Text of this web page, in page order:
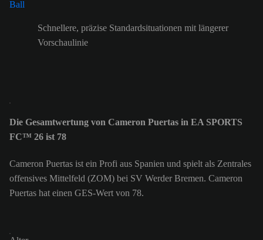
Schnellere, präzise Standardsituationen mit längerer
Vorschaulinie
Die Gesamtwertung von Cameron Puertas in EA SPORTS
FC™ 26 ist 78
Cameron Puertas ist ein Profi aus Spanien und spielt als Zentrales
offensives Mittelfeld (ZOM) bei SV Werder Bremen. Cameron
Puertas hat einen GES-Wert von 78.